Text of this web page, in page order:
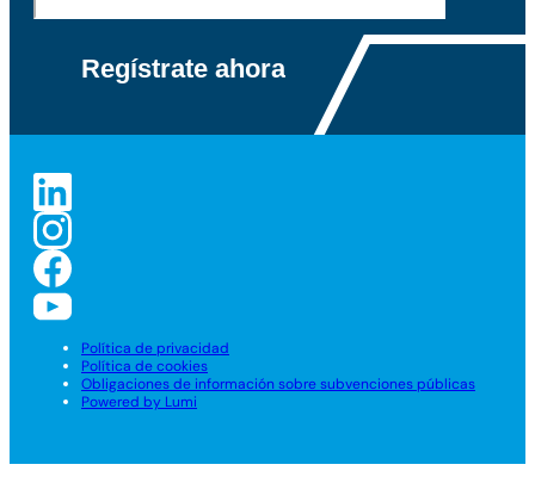
Política de privacidad
Política de cookies
Obligaciones de información sobre subvenciones públicas
Powered by Lumi